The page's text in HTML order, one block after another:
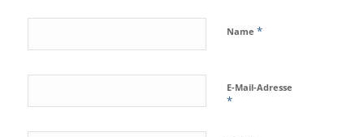
Name *
E-Mail-Adresse
*